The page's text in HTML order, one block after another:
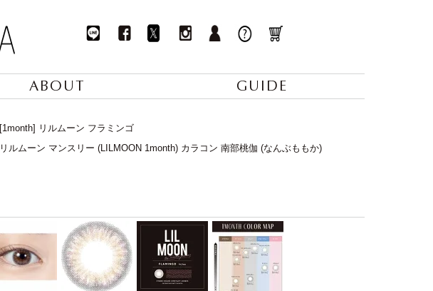
ABOUT GUIDE
[1month] リルムーン フラミンゴ
リルムーン マンスリー (LILMOON 1month) カラコン 南部桃伽 (なんぶももか)